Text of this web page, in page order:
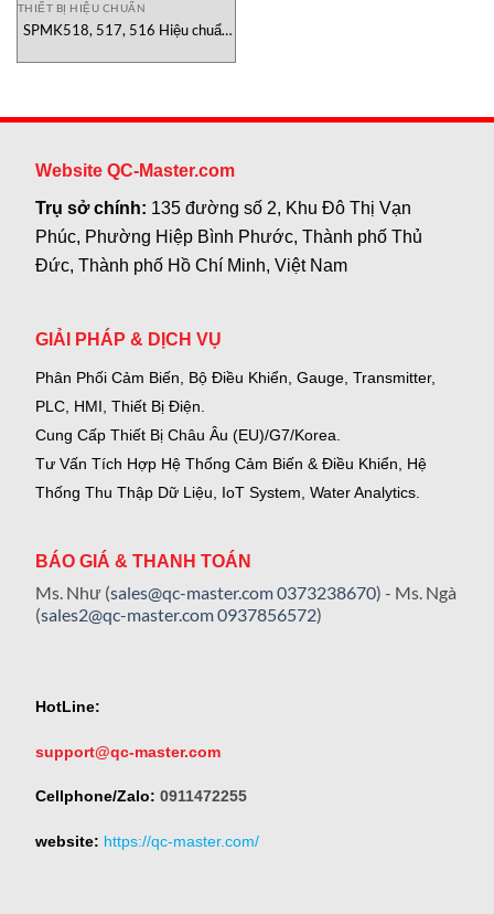
THIẾT BỊ HIỆU CHUẨN
SPMK518, 517, 516 Hiệu chuẩn
Website QC-Master.com
Trụ sở chính: 135 đường số 2, Khu Đô Thị Vạn
Phúc, Phường Hiệp Bình Phước, Thành phố Thủ
Đức, Thành phố Hồ Chí Minh, Việt Nam
GIẢI PHÁP & DỊCH VỤ
Phân Phối Cảm Biến, Bộ Điều Khiển, Gauge, Transmitter,
PLC, HMI, Thiết Bị Điện.
Cung Cấp Thiết Bị Châu Âu (EU)/G7/Korea.
Tư Vấn Tích Hợp Hệ Thống Cảm Biến & Điều Khiển, Hệ
Thống Thu Thập Dữ Liệu, IoT System, Water Analytics.
BÁO GIÁ & THANH TOÁN
Ms. Như (sales@qc-master.com0373238670) - Ms. Ngà
(sales2@qc-master.com0937856572)
HotLine:
support@qc-master.com
Cellphone/Zalo: 0911472255
website: https://qc-master.com/